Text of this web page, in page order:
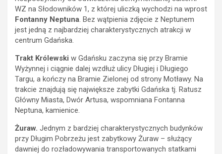
WZ na Słodowników 1, z której uliczką wychodzi na wprost
Fontanny Neptuna. Bez wątpienia zdjęcie z Neptunem
jest jedną z najbardziej charakterystycznych atrakcji w
centrum Gdańska.
Trakt Królewski w Gdańsku zaczyna się przy Bramie
Wyżynnej i ciągnie dalej wzdłuż ulicy Długiej i Długiego
Targu, a kończy na Bramie Zielonej od strony Motławy. Na
trakcie znajdują się największe zabytki Gdańska tj. Ratusz
Główny Miasta, Dwór Artusa, wspomniana Fontanna
Neptuna, kamienice.
Żuraw. Jednym z bardziej charakterystycznych budynków
przy Długim Pobrzeżu jest zabytkowy Żuraw – służący
dawniej do rozładowywania transportowanych statkami